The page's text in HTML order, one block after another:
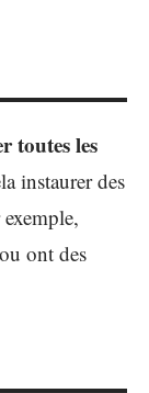
toutes les
instaurer des
ont des